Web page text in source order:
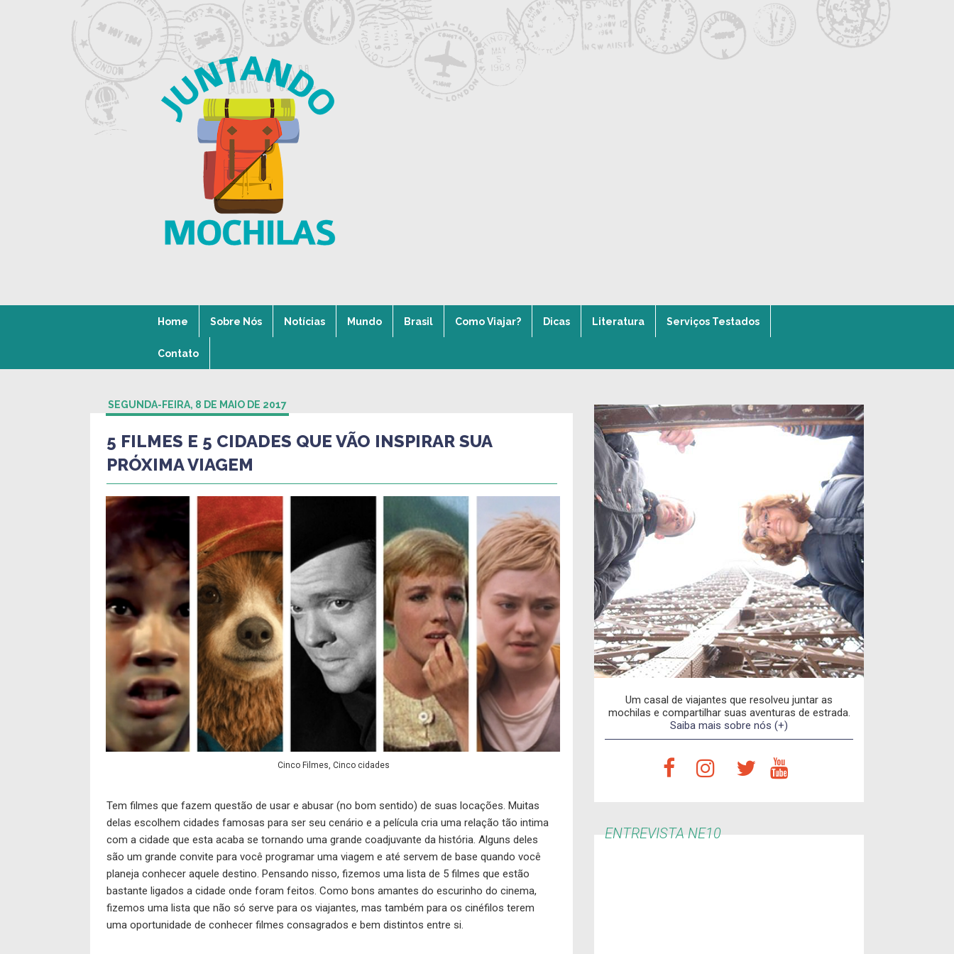
Home Sobre Nós Notícias Mundo Brasil Como Viajar? Dicas Literatura Serviços Testados
Contato
SEGUNDA-FEIRA, 8 DE MAIO DE 2017
5 FILMES E 5 CIDADES QUE VÃO INSPIRAR SUA
PRÓXIMA VIAGEM
Cinco Filmes, Cinco cidades
Tem filmes que fazem questão de usar e abusar (no bom sentido) de suas locações. Muitas
delas escolhem cidades famosas para ser seu cenário e a película cria uma relação tão intima
com a cidade que esta acaba se tornando uma grande coadjuvante da história. Alguns deles
são um grande convite para você programar uma viagem e até servem de base quando você
planeja conhecer aquele destino. Pensando nisso, fizemos uma lista de 5 filmes que estão
bastante ligados a cidade onde foram feitos. Como bons amantes do escurinho do cinema,
fizemos uma lista que não só serve para os viajantes, mas também para os cinéfilos terem
uma oportunidade de conhecer filmes consagrados e bem distintos entre si.
Um casal de viajantes que resolveu juntar as
mochilas e compartilhar suas aventuras de estrada.
Saiba mais sobre nós (+)
ENTREVISTA NE10